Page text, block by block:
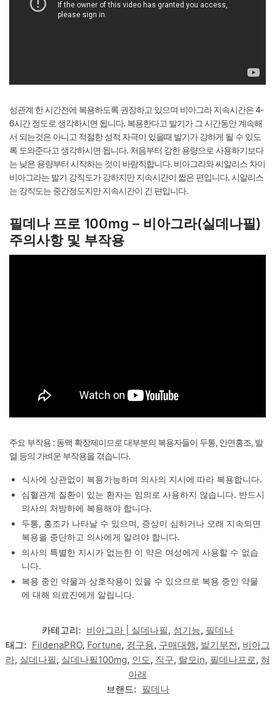
성관계 한 시간전에 복용하도록 권장하고 있으며 비아그라 지속시간은 4-
6시간 정도로 생각하시면 됩니다. 복용한다고 발기가 그 시간동안 계속해
서 되는것은 아니고 적절한 성적 자극이 있을때 발기가 강하게 될 수 있도
록 도와준다고 생각하시면 됩니다. 처음부터 강한 용량으로 사용하기보다
는 낮은 용량부터 시작하는 것이 바람직합니다. 비아그라와 씨알리스 차이
비아그라는 발기 강직도가 강하지만 지속시간이 짧은 편입니다. 시알리스
는 강직도는 중간정도지만 지속시간이 긴 편입니다.
필데나 프로 100mg – 비아그라(실데나필)
주의사항 및 부작용
주요 부작용 : 동맥 확장제이므로 대부분의 복용자들이 두통, 안면홍조, 발
열 등의 가벼운 부작용을 겪습니다.
식사에 상관없이 복용가능하며 의사의 지시에 따라 복용합니다.
심혈관계 질환이 있는 환자는 임의로 사용하지 않습니다. 반드시
의사의 처방하에 복용해야 합니다.
두통, 홍조가 나타날 수 있으며, 증상이 심하거나 오래 지속되면
복용을 중단하고 의사에게 알려야 합니다.
의사의 특별한 지시가 없는한 이 약은 여성에게 사용할 수 없습
니다.
복용 중인 약물과 상호작용이 있을 수 있으므로 복용 중인 약물
에 대해 의료진에게 알립니다.
카테고리: 비아그라 | 실데나필, 성기능, 필데나
태그: FildenaPRO, Fortune, 경구용, 구매대행, 발기부전, 비아그
라, 실데나필, 실데나필100mg, 인도, 직구, 탈모in, 필데나프로, 혀
아래
브랜드: 필데나